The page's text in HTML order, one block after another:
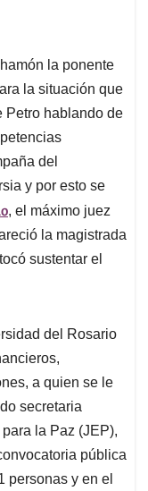
la ponente
la situación que
Petro hablando de
del
y por esto se
, el máximo juez
la magistrada
sustentar el
del Rosario
a quien se le
secretaria
la Paz (JEP),
pública
personas y en el